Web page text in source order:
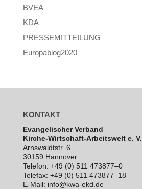
BVEA
KDA
PRESSEMITTEILUNG
Europablog2020
KONTAKT
Evan­ge­li­scher Verband
Kirche-Wirt­schaft-Arbeits­welt e. V.
Arns­waldt­str. 6
30159 Hannover
Telefon: +49 (0) 511 473877–0
Telefax: +49 (0) 511 473877–18
E‑Mail: info@kwa-ekd.de